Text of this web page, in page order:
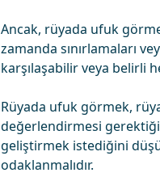
Ancak, rüyada ufuk
zamanda sınırlamaları
karşılaşabilir veya belirli
Rüyada ufuk görmek,
değerlendirmesi
geliştirmek istediğini
odaklanmalıdır.